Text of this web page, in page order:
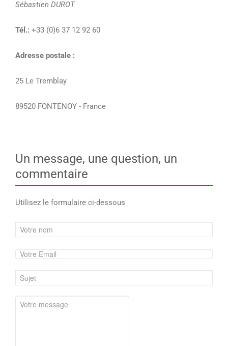
Sébastien DUROT
Tél.: +33 (0)6 37 12 92 60
Adresse postale :
25 Le Tremblay
89520 FONTENOY - France
Un message, une question, un
commentaire
Utilisez le formulaire ci-dessous